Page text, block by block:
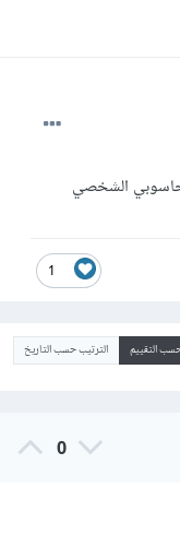
الشخصي
1
التقييم الترتيب حسب التاريخ
0